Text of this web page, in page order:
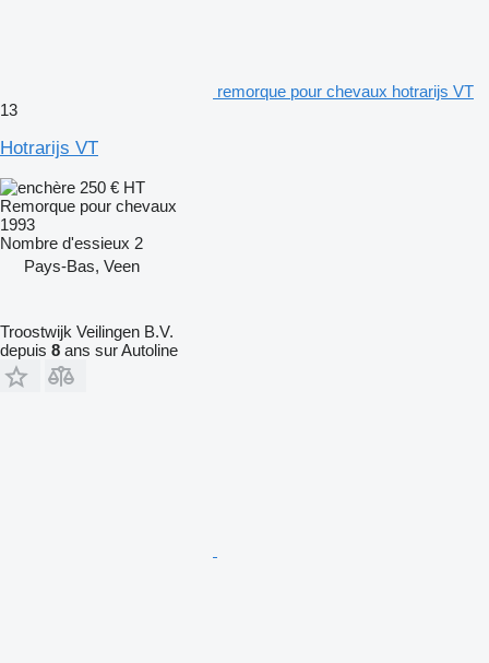
remorque pour chevaux hotrarijs VT
13
Hotrarijs VT
250 € HT
Remorque pour chevaux
1993
Nombre d'essieux 2
Pays-Bas, Veen
Troostwijk Veilingen B.V.
depuis 8 ans sur Autoline